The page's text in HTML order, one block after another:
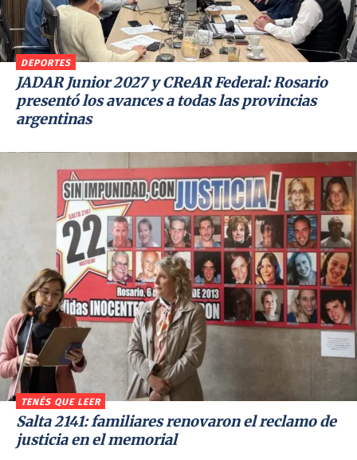
DEPORTES
JADAR Junior 2027 y CReAR Federal: Rosario
presentó los avances a todas las provincias
argentinas
TENÉS QUE LEER
Salta 2141: familiares renovaron el reclamo de
justicia en el memorial